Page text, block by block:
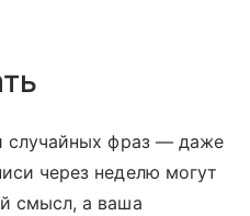
случайных фраз — даже
через неделю могут
смысл, а ваша